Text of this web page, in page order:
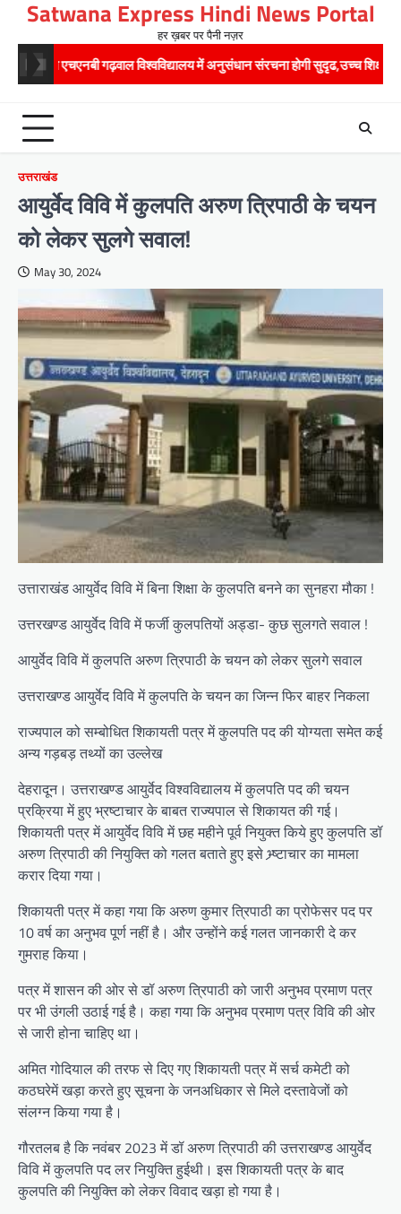
content
Satwana Express Hindi News Portal
हर ख़बर पर पैनी नज़र
में अनुसंधान संरचना होगी सुदृढ,उच्च शिक्षा मंत्री धन सिंह रावत ने नवनियुक्त
उत्तराखंड
आयुर्वेद विवि में कुलपति अरुण त्रिपाठी के चयन
को लेकर सुलगे सवाल!
May 30, 2024
उत्ताराखंड आयुर्वेद विवि में बिना शिक्षा के कुलपति बनने का सुनहरा मौका !
उत्तरखण्ड आयुर्वेद विवि में फर्जी कुलपतियों अड्डा- कुछ सुलगते सवाल !
आयुर्वेद विवि में कुलपति अरुण त्रिपाठी के चयन को लेकर सुलगे सवाल
उत्तराखण्ड आयुर्वेद विवि में कुलपति के चयन का जिन्न फिर बाहर निकला
राज्यपाल को सम्बोधित शिकायती पत्र में कुलपति पद की योग्यता समेत कई
अन्य गड़बड़ तथ्यों का उल्लेख
देहरादून। उत्तराखण्ड आयुर्वेद विश्वविद्यालय में कुलपति पद की चयन
प्रक्रिया में हुए भ्रष्टाचार के बाबत राज्यपाल से शिकायत की गई।
शिकायती पत्र में आयुर्वेद विवि में छह महीने पूर्व नियुक्त किये हुए कुलपति डॉ
अरुण त्रिपाठी की नियुक्ति को गलत बताते हुए इसे भ्र्ष्टाचार का मामला
करार दिया गया।
शिकायती पत्र में कहा गया कि अरुण कुमार त्रिपाठी का प्रोफेसर पद पर
10 वर्ष का अनुभव पूर्ण नहीं है। और उन्होंने कई गलत जानकारी दे कर
गुमराह किया।
पत्र में शासन की ओर से डॉ अरुण त्रिपाठी को जारी अनुभव प्रमाण पत्र
पर भी उंगली उठाई गई है। कहा गया कि अनुभव प्रमाण पत्र विवि की ओर
से जारी होना चाहिए था।
अमित गोदियाल की तरफ से दिए गए शिकायती पत्र में सर्च कमेटी को
कठघरेमें खड़ा करते हुए सूचना के जनअधिकार से मिले दस्तावेजों को
संलग्न किया गया है।
गौरतलब है कि नवंबर 2023 में डॉ अरुण त्रिपाठी की उत्तराखण्ड आयुर्वेद
विवि में कुलपति पद लर नियुक्ति हुईथी। इस शिकायती पत्र के बाद
कुलपति की नियुक्ति को लेकर विवाद खड़ा हो गया है।